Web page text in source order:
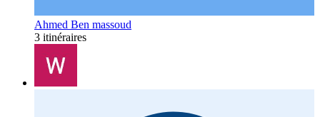
Ahmed Ben massoud
3 itinéraires